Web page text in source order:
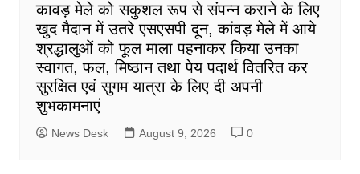
कावड़ मेले को सकुशल रूप से संपन्न कराने के लिए
खुद मैदान में उतरे एसएसपी दून, कांवड़ मेले में आये
श्रद्धालुओं को फूल माला पहनाकर किया उनका
स्वागत, फल, मिष्ठान तथा पेय पदार्थ वितरित कर
सुरक्षित एवं सुगम यात्रा के लिए दी अपनी
शुभकामनाएं
News Desk August 9, 2026 0